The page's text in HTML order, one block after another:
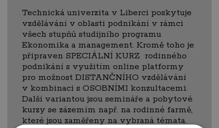
Technická univerzita v Liberci poskytuje
vzdělávání v oblasti podnikání v rámci
všech stupňů studijního programu
Ekonomika a management. Kromě toho je
připraven SPECIÁLNÍ KURZ rodinného
podnikání s využitím online platformy
pro možnost DISTANČNÍHO vzdělávání
v kombinaci s OSOBNÍMI konzultacemi.
Další variantou jsou semináře a pobytové
kurzy se zázemím např. na rodinné farmě,
které jsou zaměřeny na vybraná témata.